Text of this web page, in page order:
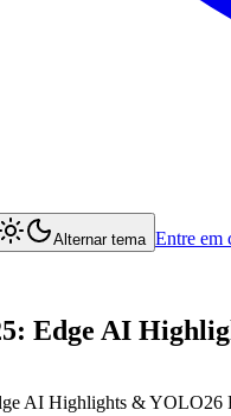
Alternar tema Entre em
Edge AI